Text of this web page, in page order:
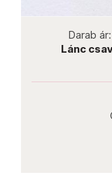
Darab ár:
Lánc